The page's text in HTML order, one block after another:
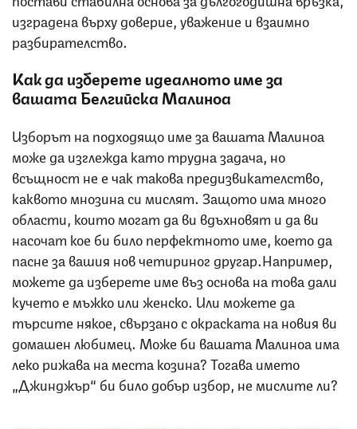
изградена върху доверие, уважение и взаимно
разбирателство.
Как да изберете идеалното име за
вашата Белгийска Малиноа
Изборът на подходящо име за вашата Малиноа
може да изглежда като трудна задача, но
всъщност не е чак такова предизвикателство,
каквото мнозина си мислят. Защото има много
области, които могат да ви вдъхновят и да ви
насочат кое би било перфектното име, което да
пасне за вашия нов четириног другар.Например,
можете да изберете име въз основа на това дали
кучето е мъжко или женско. Или можете да
търсите някое, свързано с окраската на новия ви
домашен любимец. Може би вашата Малиноа има
леко рижава на места козина? Тогава името
„Джинджър“ би било добър избор, не мислите ли?